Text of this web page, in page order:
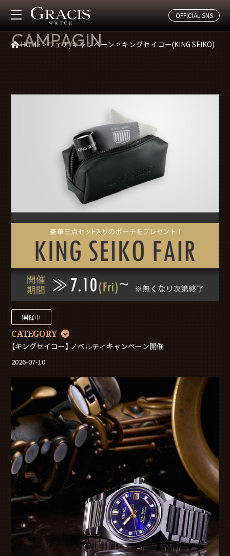
OFFICIAL SNS
フェア/キャンペーン(キングセイコー(KING SEIKO))
CAMPAGIN
HOME>フェア/キャンペーン > キングセイコー(KING SEIKO)
開催中
CATEGORY
【キングセイコー】 ノベルティキャンペーン開催
2026-07-10